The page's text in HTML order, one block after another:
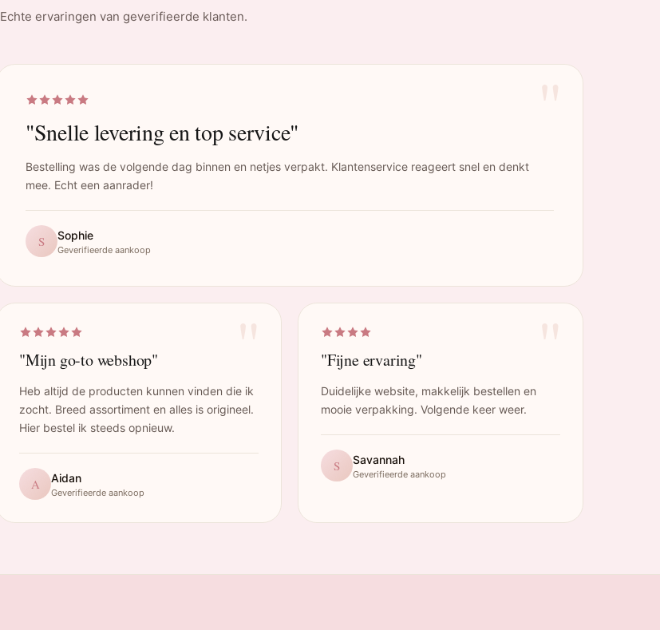
Echte ervaringen van geverifieerde klanten.
"Snelle levering en top service"
Bestelling was de volgende dag binnen en netjes verpakt. Klantenservice reageert snel en denkt
mee. Echt een aanrader!
S Sophie
Geverifieerde aankoop
"Mijn go-to webshop"
Heb altijd de producten kunnen vinden die ik
zocht. Breed assortiment en alles is origineel.
Hier bestel ik steeds opnieuw.
A Aidan
Geverifieerde aankoop
"Fijne ervaring"
Duidelijke website, makkelijk bestellen en
mooie verpakking. Volgende keer weer.
S Savannah
Geverifieerde aankoop